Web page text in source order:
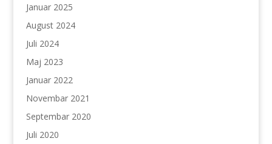
Januar 2025
August 2024
Juli 2024
Maj 2023
Januar 2022
Novembar 2021
Septembar 2020
Juli 2020